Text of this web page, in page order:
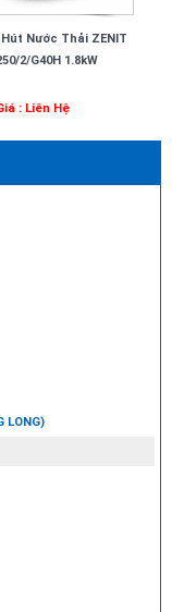
Nước Thải ZENIT
2/G40H 1.8kW
: Liên Hệ
LONG)